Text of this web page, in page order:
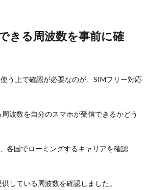
きる周波数を事前に確
う上で確認が必要なのが、SIMフリー対応
波数を自分のスマホが受信できるかどう
各国でローミングするキャリアを確認
している周波数を確認しました。